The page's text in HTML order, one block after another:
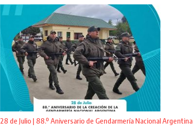
28 de Julio | 88.º Aniversario de Gendarmería Nacional Argentina